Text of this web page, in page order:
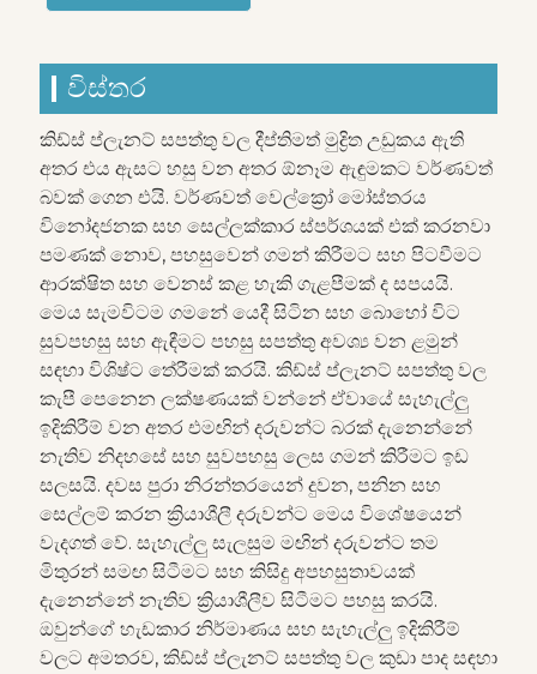
විස්තර
කිඩ්ස් ප්ලැනට් සපත්තු වල දීප්තිමත් මුද්‍රිත උඩුකය ඇති
අතර එය ඇසට හසු වන අතර ඕනෑම ඇඳුමකට වර්ණවත්
බවක් ගෙන එයි. වර්ණවත් වෙල්ක්‍රෝ මෝස්තරය
විනෝදජනක සහ සෙල්ලක්කාර ස්පර්ශයක් එක් කරනවා
පමණක් නොව, පහසුවෙන් ගමන් කිරීමට සහ පිටවීමට
ආරක්ෂිත සහ වෙනස් කළ හැකි ගැළපීමක් ද සපයයි.
මෙය සැමවිටම ගමනේ යෙදී සිටින සහ බොහෝ විට
සුවපහසු සහ ඇඳීමට පහසු සපත්තු අවශ්‍ය වන ළමුන්
සඳහා විශිෂ්ට තේරීමක් කරයි. කිඩ්ස් ප්ලැනට් සපත්තු වල
කැපී පෙනෙන ලක්ෂණයක් වන්නේ ඒවායේ සැහැල්ලු
ඉදිකිරීම් වන අතර එමඟින් දරුවන්ට බරක් දැනෙන්නේ
නැතිව නිදහසේ සහ සුවපහසු ලෙස ගමන් කිරීමට ඉඩ
සලසයි. දවස පුරා නිරන්තරයෙන් දුවන, පනින සහ
සෙල්ලම් කරන ක්‍රියාශීලී දරුවන්ට මෙය විශේෂයෙන්
වැදගත් වේ. සැහැල්ලු සැලසුම මඟින් දරුවන්ට තම
මිතුරන් සමඟ සිටීමට සහ කිසිදු අපහසුතාවයක්
දැනෙන්නේ නැතිව ක්‍රියාශීලීව සිටීමට පහසු කරයි.
ඔවුන්ගේ හැඩකාර නිර්මාණය සහ සැහැල්ලු ඉදිකිරීම්
වලට අමතරව, කිඩ්ස් ප්ලැනට් සපත්තු වල කුඩා පාද සඳහා